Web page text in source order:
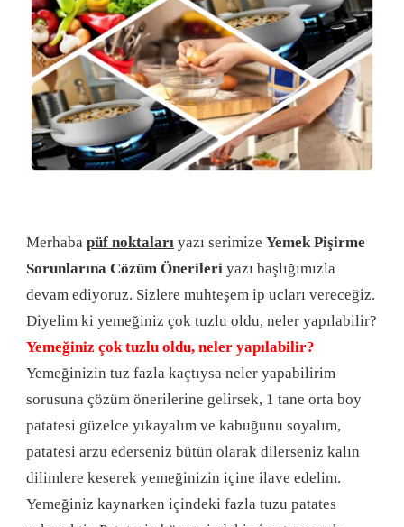
Merhaba püf noktaları yazı serimize Yemek Pişirme
Sorunlarına Cözüm Önerileri yazı başlığımızla
devam ediyoruz. Sizlere muhteşem ip ucları vereceğiz.
Diyelim ki yemeğiniz çok tuzlu oldu, neler yapılabilir?
Yemeğiniz çok tuzlu oldu, neler yapılabilir?
Yemeğinizin tuz fazla kaçtıysa neler yapabilirim
sorusuna çözüm önerilerine gelirsek, 1 tane orta boy
patatesi güzelce yıkayalım ve kabuğunu soyalım,
patatesi arzu ederseniz bütün olarak dilerseniz kalın
dilimlere keserek yemeğinizin içine ilave edelim.
Yemeğiniz kaynarken içindeki fazla tuzu patates